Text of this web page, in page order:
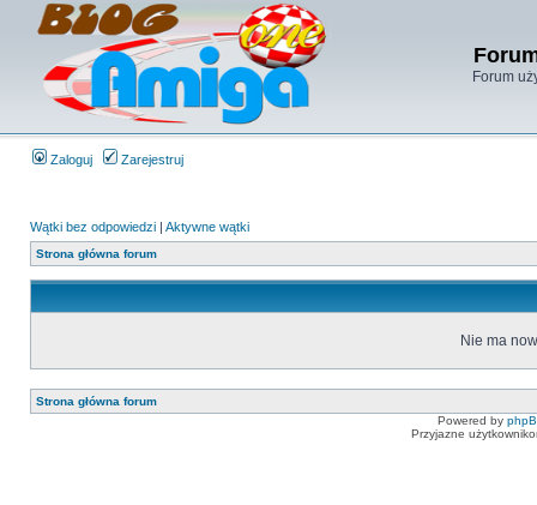
Forum
Zaloguj Zarejestruj
Wątki bez odpowiedzi | Aktywne wątki
Strona główna forum
Nie ma
Strona główna forum
Powered by
Przyjazne